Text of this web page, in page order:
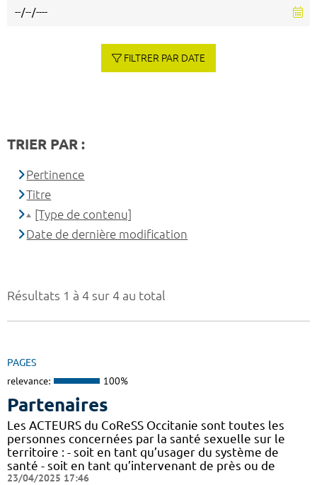
Résultats 1 à 4 sur 4 au total
PAGES
relevance: 100%
Partenaires
Les ACTEURS du CoReSS Occitanie sont toutes les
personnes concernées par la santé sexuelle sur le
territoire : - soit en tant qu’usager du système de
santé - soit en tant qu’intervenant de près ou de
23/04/2025 17:46
FILTRER PAR DATE
TRIER PAR :
Pertinence
Titre
[Type de contenu]
Date de dernière modification